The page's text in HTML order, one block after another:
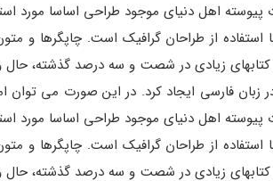
اهل دنیای موجود طراحی اساسا مورد
از طراحان گرافیک است. چاپگرها و
کتابهای زیادی در شصت و سه درصد گذشته،
فارسی ایجاد کرد. در این صورت می
اهل دنیای موجود طراحی اساسا مورد
از طراحان گرافیک است. چاپگرها و
کتابهای زیادی در شصت و سه درصد گذشته،